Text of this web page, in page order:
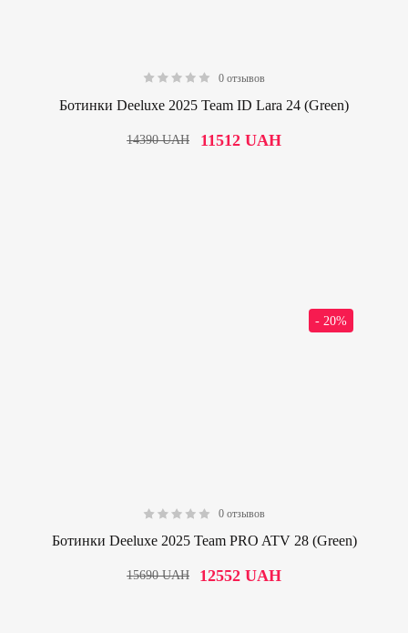
0 отзывов
Ботинки Deeluxe 2025 Team ID Lara 24 (Green)
11512 UAH
14390UAH
- 20%
0 отзывов
Ботинки Deeluxe 2025 Team PRO ATV 28 (Green)
12552UAH
15690UAH